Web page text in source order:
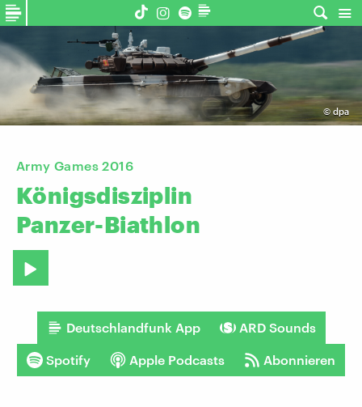
© dpa
Army Games 2016
Königsdisziplin
Panzer-Biathlon
Deutschlandfunk App ARD Sounds
Spotify Apple Podcasts Abonnieren